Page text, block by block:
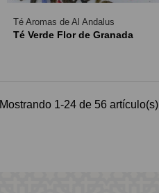
Té Aromas de Al Andalus
Té Verde Flor de Granada
Mostrando 1-24 de 56 artículo(s)